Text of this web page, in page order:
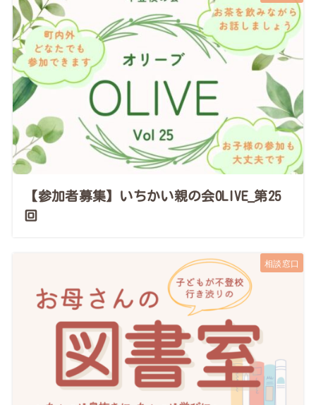
【参加者募集】いちかい親の会OLIVE_第25
回
相談窓口